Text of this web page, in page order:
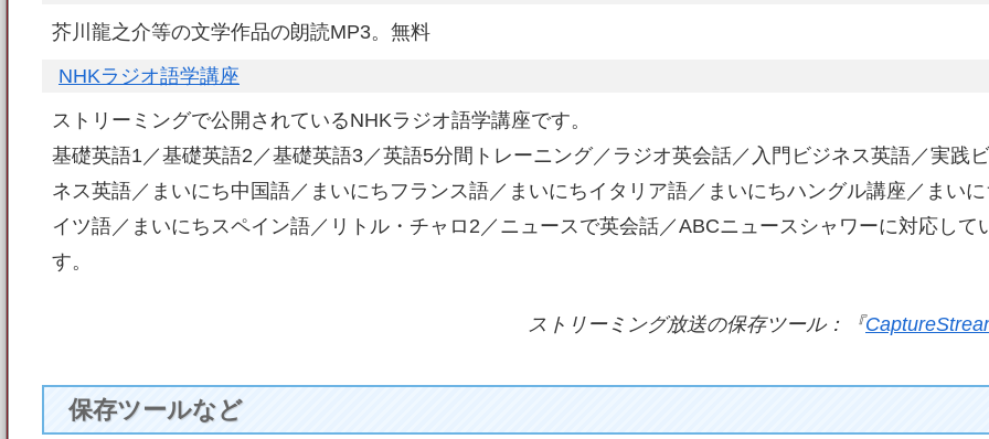
芥川龍之介等の文学作品の朗読MP3。無料
NHKラジオ語学講座
ストリーミングで公開されているNHKラジオ語学講座です。
基礎英語1／基礎英語2／基礎英語3／英語5分間トレーニング／ラジオ英会話／入門ビジネス英語／実践
ネス英語／まいにち中国語／まいにちフランス語／まいにちイタリア語／まいにちハングル講座／まい
イツ語／まいにちスペイン語／リトル・チャロ2／ニュースで英会話／ABCニュースシャワーに対応して
す。
ストリーミング放送の保存ツール：『
保存ツールなど